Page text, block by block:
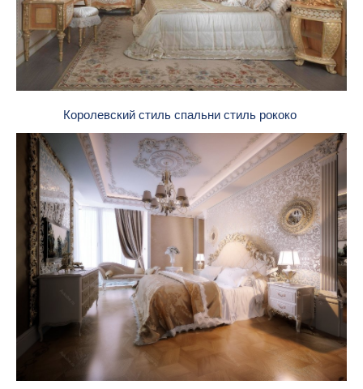
Королевский стиль спальни стиль рококо